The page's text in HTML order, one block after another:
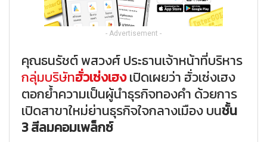
- Advertisement -
คุณธนรัชต์ พสวงศ์ ประธานเจ้าหน้าที่บริหาร
กลุ่มบริษัทฮั่วเซ่งเฮงเปิดเผยว่า ฮั่วเซ่งเฮง
ตอกย้ำความเป็นผู้นำธุรกิจทองคำ ด้วยการ
เปิดสาขาใหม่ย่านธุรกิจใจกลางเมือง บนชั้น
3 สีลมคอมเพล็กซ์